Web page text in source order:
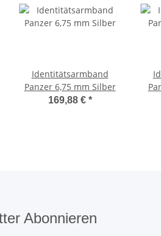
Identitätsarmband
Panzer 6,75 mm Silber
169,88 € *
Abonnieren